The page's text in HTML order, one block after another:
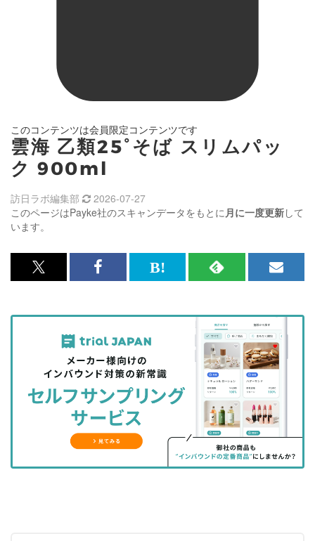
このコンテンツは会員限定コンテンツです
雲海 乙類25°そば スリムパッ
ク 900ml
このページはPayke社のスキャンデータをもとに月に一度更新して
います。
訪日ラボ編集部 2026-07-27
x<br>
記
を
シ
ェ
る
Facebook<br>
記
事
を
シ
ェ
ア
す
る
は
な
ッ
ク
マ
に
RSS
記
事
を
購
読
す
る
メ
マ
ガ
登
録
す
る